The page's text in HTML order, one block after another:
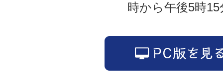
時から午後5時15